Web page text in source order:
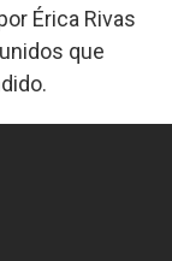
Érica Rivas
que